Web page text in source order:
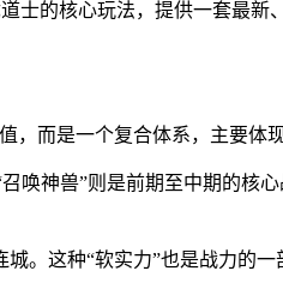
的核心玩法，提供一套最
而是一个复合体系，主要体
唤神兽”则是前期至中期的核
。这种“软实力”也是战力的一